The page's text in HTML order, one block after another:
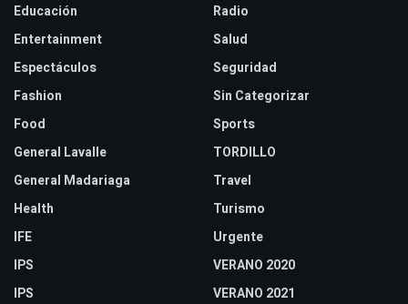
Educación
Entertainment
Espectáculos
Fashion
Food
General Lavalle
General Madariaga
Health
IFE
IPS
IPS
Radio
Salud
Seguridad
Sin Categorizar
Sports
TORDILLO
Travel
Turismo
Urgente
VERANO 2020
VERANO 2021